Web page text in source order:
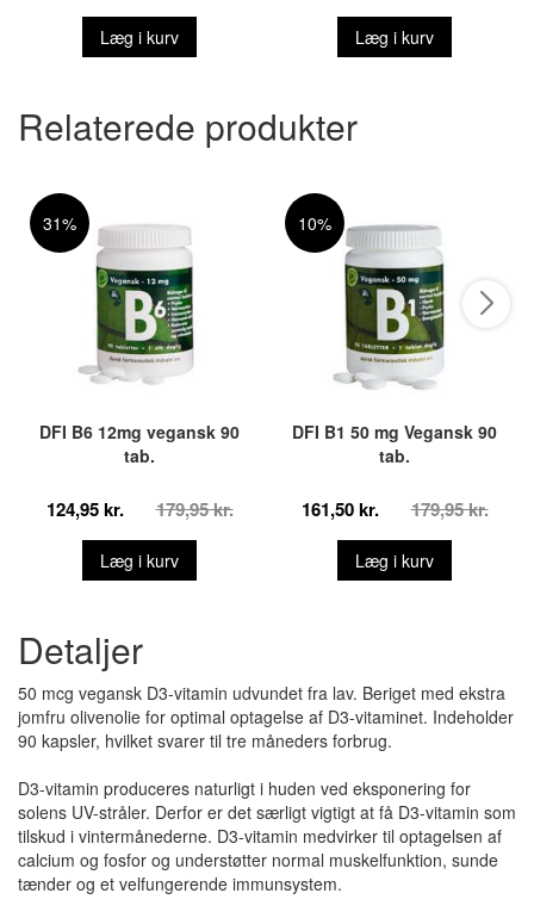
Læg i kurv Læg i kurv
Relaterede produkter
31%
DFI B6 12mg vegansk 90
tab.
124,95 kr. 179,95 kr.
Læg i kurv
10%
DFI B1 50 mg Vegansk 90
tab.
161,50 kr. 179,95 kr.
Læg i kurv
Detaljer
50 mcg vegansk D3-vitamin udvundet fra lav. Beriget med ekstra
jomfru olivenolie for optimal optagelse af D3-vitaminet. Indeholder
90 kapsler, hvilket svarer til tre måneders forbrug.
D3-vitamin produceres naturligt i huden ved eksponering for
solens UV-stråler. Derfor er det særligt vigtigt at få D3-vitamin som
tilskud i vintermånederne. D3-vitamin medvirker til optagelsen af
calcium og fosfor og understøtter normal muskelfunktion, sunde
tænder og et velfungerende immunsystem.